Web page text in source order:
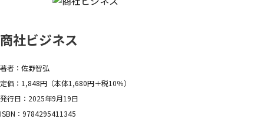
商社ビジネス
著者：佐野智弘
定価：1,848円（本体1,680円＋税10％）
発行日：2025年9月19日
ISBN：9784295411345